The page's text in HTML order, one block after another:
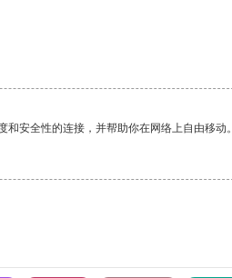
安全性的连接，并帮助你在网络上自由移动。